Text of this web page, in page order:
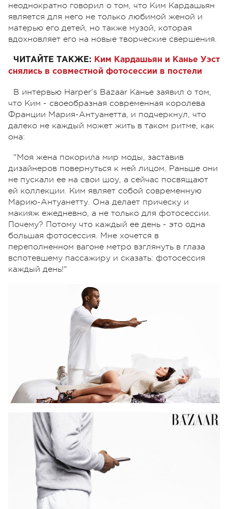
неоднократно говорил о том, что Ким Кардашьян
является для него не только любимой женой и
матерью его детей, но также музой, которая
вдохновляет его на новые творческие свершения.
ЧИТАЙТЕ ТАКЖЕ: Ким Кардашьян и Канье Уэст
снялись в совместной фотосессии в постели
В интервью Harper's Bazaar Канье заявил о том,
что Ким - своеобразная современная королева
Франции Мария-Антуанетта, и подчеркнул, что
далеко не каждый может жить в таком ритме, как
она:
"Моя жена покорила мир моды, заставив
дизайнеров повернуться к ней лицом. Раньше они
не пускали ее на свои шоу, а сейчас посвящают
ей коллекции. Ким являет собой современную
Марию-Антуанетту. Она делает прическу и
макияж ежедневно, а не только для фотосессии.
Почему? Потому что каждый ее день - это одна
большая фотосессия. Мне хочется в
переполненном вагоне метро взглянуть в глаза
вспотевшему пассажиру и сказать: фотосессия
каждый день!"